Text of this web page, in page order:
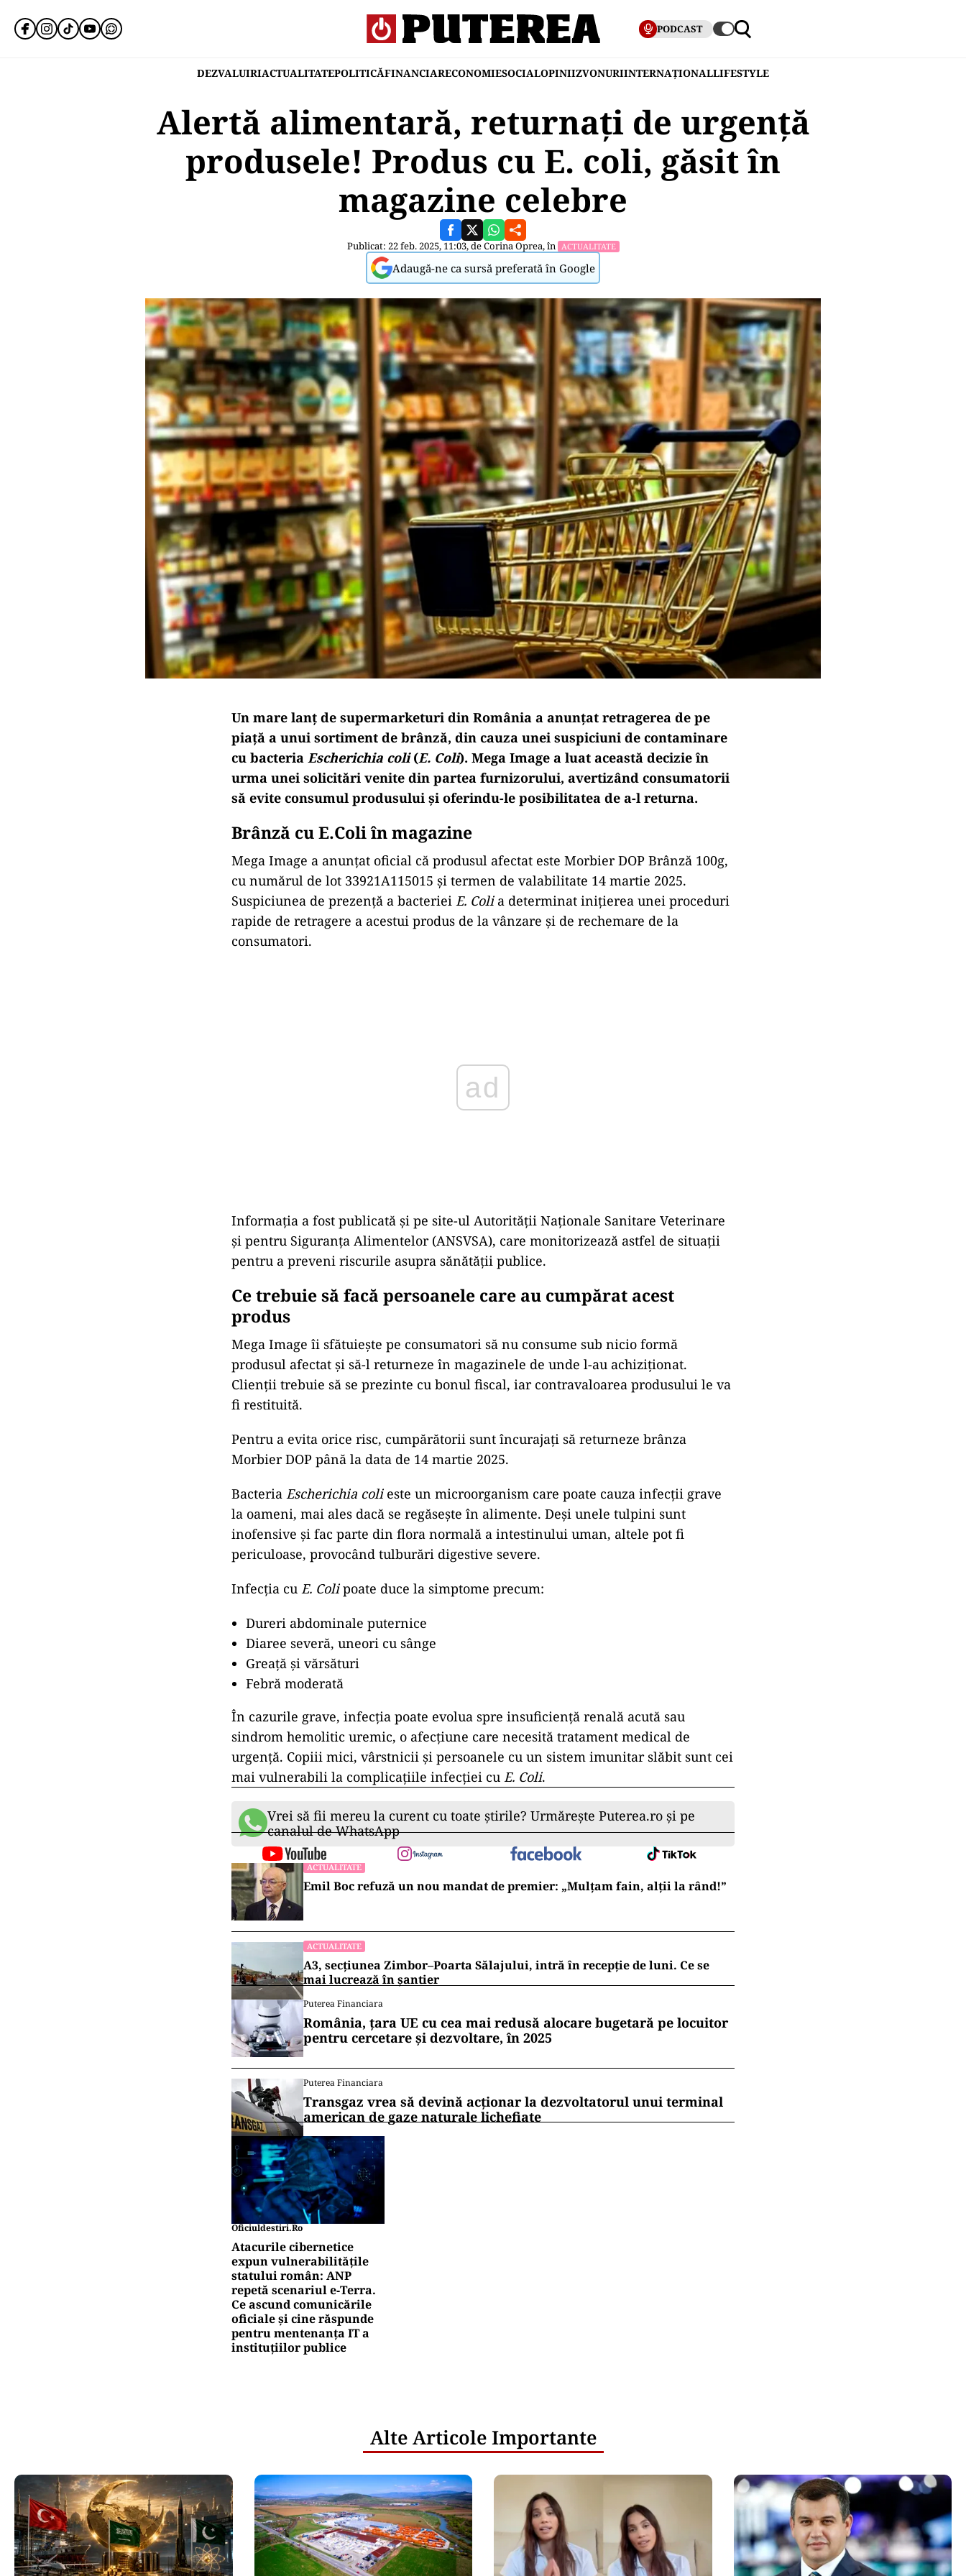
PODCAST
DEZVALUIRIACTUALITATEPOLITICĂFINANCIARECONOMIESOCIALOPINIIZVONURIINTERNAȚIONALLIFESTYLE
Alertă alimentară, returnați de urgență
produsele! Produs cu E. coli, găsit în
magazine celebre
Publicat: 22 feb. 2025, 11:03, deCorina Oprea, în ACTUALITATE
Adaugă-ne ca sursă preferată în Google
Un mare lanț de supermarketuri din România a anunțat retragerea de pe
piață a unui sortiment de brânză, din cauza unei suspiciuni de contaminare
cu bacteria Escherichia coli(E. Coli). Mega Image a luat această decizie în
urma unei solicitări venite din partea furnizorului, avertizând consumatorii
să evite consumul produsului și oferindu-le posibilitatea de a-l returna.
Brânză cu E.Coli în magazine
Mega Image a anunțat oficial că produsul afectat este Morbier DOP Brânză 100g,
cu numărul de lot 33921A115015 și termen de valabilitate 14 martie 2025.
Suspiciunea de prezență a bacteriei E. Colia determinat inițierea unei proceduri
rapide de retragere a acestui produs de la vânzare și de rechemare de la
consumatori.
Informația a fost publicată și pe site-ul Autorității Naționale Sanitare Veterinare
și pentru Siguranța Alimentelor (ANSVSA), care monitorizează astfel de situații
pentru a preveni riscurile asupra sănătății publice.
Ce trebuie să facă persoanele care au cumpărat acest
produs
Mega Image îi sfătuiește pe consumatori să nu consume sub nicio formă
produsul afectat și să-l returneze în magazinele de unde l-au achiziționat.
Clienții trebuie să se prezinte cu bonul fiscal, iar contravaloarea produsului le va
fi restituită.
Pentru a evita orice risc, cumpărătorii sunt încurajați să returneze brânza
Morbier DOP până la data de 14 martie 2025.
Bacteria Escherichia colieste un microorganism care poate cauza infecții grave
la oameni, mai ales dacă se regăsește în alimente. Deși unele tulpini sunt
inofensive și fac parte din flora normală a intestinului uman, altele pot fi
periculoase, provocând tulburări digestive severe.
Infecția cu E. Colipoate duce la simptome precum:
Dureri abdominale puternice
Diaree severă, uneori cu sânge
Greață și vărsături
Febră moderată
În cazurile grave, infecția poate evolua spre insuficiență renală acută sau
sindrom hemolitic uremic, o afecțiune care necesită tratament medical de
urgență. Copiii mici, vârstnicii și persoanele cu un sistem imunitar slăbit sunt cei
mai vulnerabili la complicațiile infecției cu E. Coli.
Vrei să fii mereu la curent cu toate știrile? Urmărește Puterea.ro și pe
canalul de WhatsApp
ACTUALITATE
Emil Boc refuză un nou mandat de premier: „Mulțam fain, alții la rând!”
ACTUALITATE
A3, secțiunea Zimbor–Poarta Sălajului, intră în recepție de luni. Ce se
mai lucrează în șantier
Puterea Financiara
România, țara UE cu cea mai redusă alocare bugetară pe locuitor
pentru cercetare și dezvoltare, în 2025
Puterea Financiara
Transgaz vrea să devină acționar la dezvoltatorul unui terminal
american de gaze naturale lichefiate
Oficiuldestiri.ro
Atacurile cibernetice
expun vulnerabilitățile
statului român: ANP
repetă scenariul e‑Terra.
Ce ascund comunicările
oficiale și cine răspunde
pentru mentenanța IT a
instituțiilor publice
Alte Articole Importante